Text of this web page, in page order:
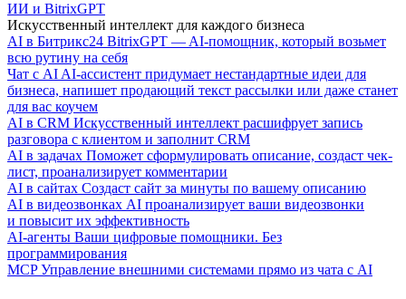
ИИ и BitrixGPT
Искусственный интеллект для каждого бизнеса
AI в Битрикс24 BitrixGPT — AI-помощник, который возьмет
всю рутину на себя
Чат с AI AI-ассистент придумает нестандартные идеи для
бизнеса, напишет продающий текст рассылки или даже станет
для вас коучем
AI в CRM Искусственный интеллект расшифрует запись
разговора с клиентом и заполнит CRM
AI в задачах Поможет сформулировать описание, создаст чек-
лист, проанализирует комментарии
AI в сайтах Создаст сайт за минуты по вашему описанию
AI в видеозвонках AI проанализирует ваши видеозвонки
и повысит их эффективность
AI-агенты Ваши цифровые помощники. Без
программирования
MCP Управление внешними системами прямо из чата с AI